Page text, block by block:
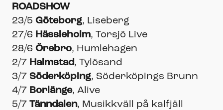
ROADSHOW
23/5 Göteborg, Liseberg
27/6 Hässleholm, Torsjö Live
28/6 Örebro, Humlehagen
2/7 Halmstad, Tylösand
3/7 Söderköping, Söderköpings Brunn
4/7 Borlänge, Alive
5/7 Tänndalen, Musikkväll på kalfjäll